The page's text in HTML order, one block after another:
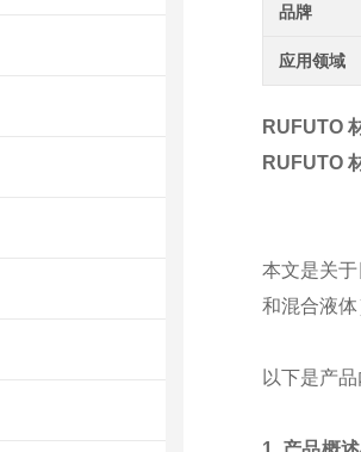
品牌
应用领域
RUFUTO
RUFUTO
本文是关
和混合液
以下是产